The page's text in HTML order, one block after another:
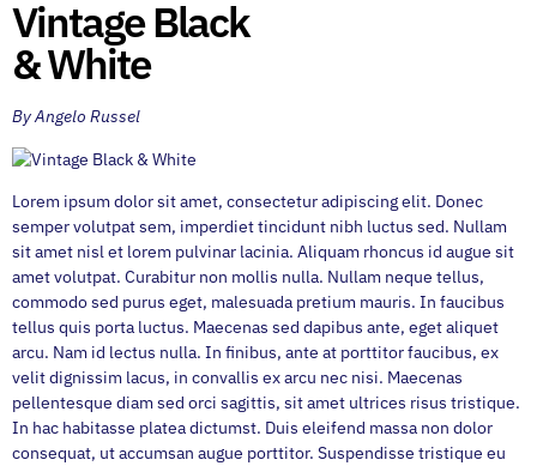
Vintage Black
& White
By Angelo Russel
Lorem ipsum dolor sit amet, consectetur adipiscing elit. Donec
semper volutpat sem, imperdiet tincidunt nibh luctus sed. Nullam
sit amet nisl et lorem pulvinar lacinia. Aliquam rhoncus id augue sit
amet volutpat. Curabitur non mollis nulla. Nullam neque tellus,
commodo sed purus eget, malesuada pretium mauris. In faucibus
tellus quis porta luctus. Maecenas sed dapibus ante, eget aliquet
arcu. Nam id lectus nulla. In finibus, ante at porttitor faucibus, ex
velit dignissim lacus, in convallis ex arcu nec nisi. Maecenas
pellentesque diam sed orci sagittis, sit amet ultrices risus tristique.
In hac habitasse platea dictumst. Duis eleifend massa non dolor
consequat, ut accumsan augue porttitor. Suspendisse tristique eu